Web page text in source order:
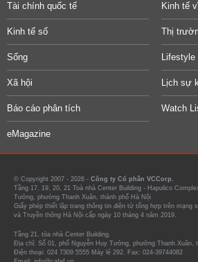
Tài chính quốc tế Kinh tế
Kinh tế số Thị
Sống Lifestyle
Xã hội Lịch sự
Báo cáo phân tích Watch
eMagazine
© Copyright 2007 - 2026 - Công ty Cổ phần VCCorp.
Tầng 17, 19, 20, 21 Toà nhà Center Building - Hapulico
Tưởng, phường Thanh Xuân, thành phố Hà Nội
Giấy phép thiết lập trang thông tin điện tử tổng hợp trên mạng
và Truyền thông Hà Nội cấp ngày 10 tháng 4 năm 2019.
Tầng 21, tòa nhà Center Building.
Địa chỉ: Số 01, phố Nguyễn Huy Tưởng, phường Thanh Xuân,
Điện thoại: 024 7309 5555 Máy lẻ 292. Fax: 024-39744082